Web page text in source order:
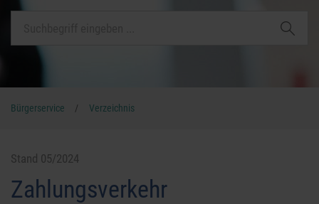
Bürgerservice / Verzeichnis
Stand 05/2024
Zahlungsverkehr